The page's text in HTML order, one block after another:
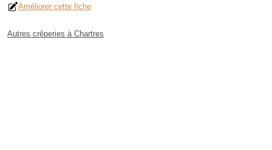
Améliorer cette fiche
Autres crêperies à Chartres